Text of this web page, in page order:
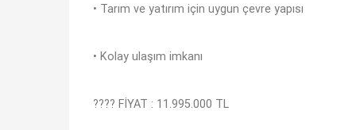
• Tarım ve yatırım için uygun çevre yapısı
• Kolay ulaşım imkanı
???? FİYAT : 11.995.000 TL